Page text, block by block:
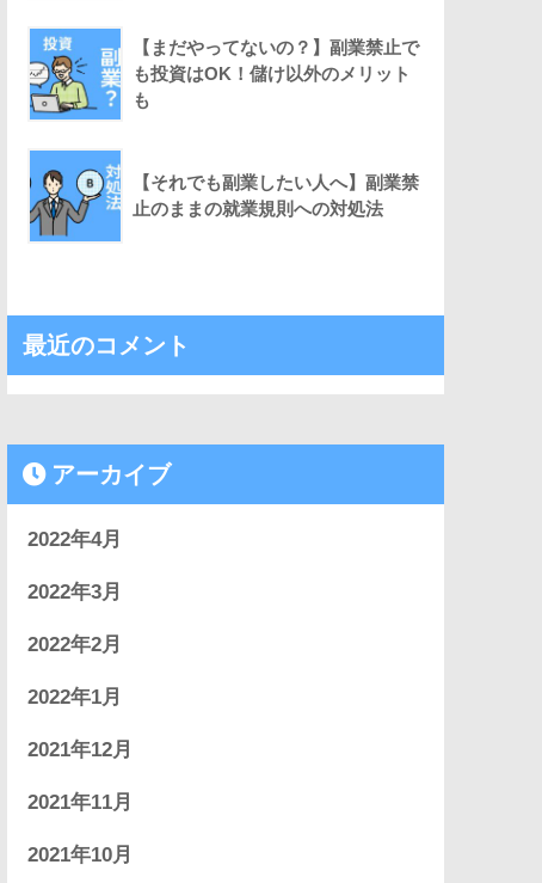
【まだやってないの？】副業禁止で
も投資はOK！儲け以外のメリット
も
【それでも副業したい人へ】副業禁
止のままの就業規則への対処法
最近のコメント
アーカイブ
2022年4月
2022年3月
2022年2月
2022年1月
2021年12月
2021年11月
2021年10月